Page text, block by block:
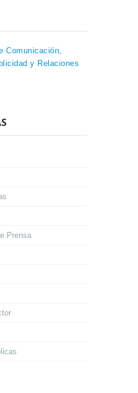
Comunicación,
y Relaciones
Prensa